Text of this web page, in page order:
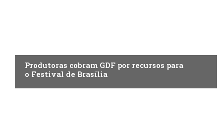
Produtoras cobram GDF por recursos para
o Festival de Brasília